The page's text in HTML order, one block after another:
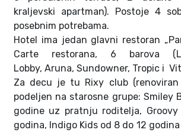
kraljevski apartman). Postoje 4
posebnim potrebama.
Hotel ima jedan glavni restoran
Carte restorana, 6 barova
Lobby, Aruna, Sundowner, Tropic i
Za decu je tu Rixy club
podeljen na starosne grupe: Smiley
godine uz pratnju roditelja,
godina, Indigo Kids od 8 do 12